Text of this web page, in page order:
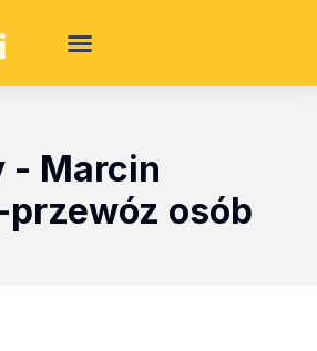
- Marcin
osób